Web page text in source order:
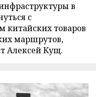
в
с
товаров
маршрутов,
Алексей Кущ.